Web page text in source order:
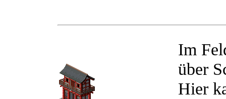
Im
über
Hier